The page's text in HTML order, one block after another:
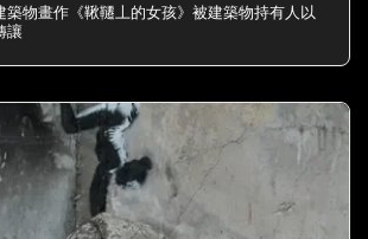
築物畫作《鞦韆丄的女孩》被建築物持有人以
讓